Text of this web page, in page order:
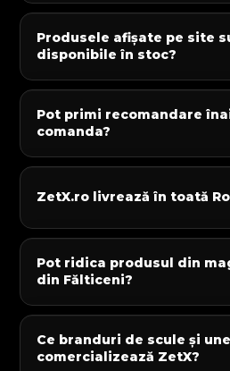
Produsele afișate pe site
disponibile în stoc?
Pot primi recomandare
comanda?
ZetX.ro livrează în toată
Pot ridica produsul din
din Fălticeni?
Ce branduri de scule și
comercializează ZetX?